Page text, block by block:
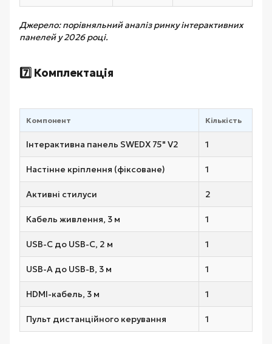
Джерело: порівняльний аналіз ринку інтерактивних
панелей у 2026 році.
7️⃣ Комплектація
Компонент Кількість
Інтерактивна панель SWEDX 75" V2 1
Настінне кріплення (фіксоване) 1
Активні стилуси 2
Кабель живлення, 3 м 1
USB-C до USB-C, 2 м 1
USB-A до USB-B, 3 м 1
HDMI-кабель, 3 м 1
Пульт дистанційного керування 1